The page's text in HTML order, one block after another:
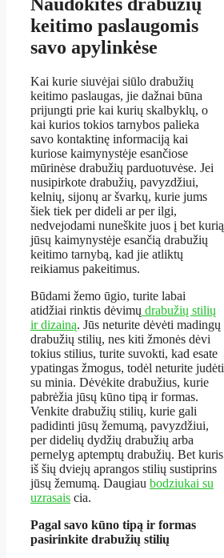
keitimo paslaugomis
savo apylinkėse
Kai kurie siuvėjai siūlo drabužių
keitimo paslaugas, jie dažnai būna
prijungti prie kai kurių skalbyklų, o
kai kurios tokios tarnybos palieka
savo kontaktinę informaciją kai
kuriose kaimynystėje esančiose
mūrinėse drabužių parduotuvėse. Jei
nusipirkote drabužių, pavyzdžiui,
kelnių, sijonų ar švarkų, kurie jums
šiek tiek per dideli ar per ilgi,
nedvejodami nuneškite juos į bet kurią
jūsų kaimynystėje esančią drabužių
keitimo tarnybą, kad jie atliktų
reikiamus pakeitimus.
Būdami žemo ūgio, turite labai
atidžiai rinktis dėvimų drabužių stilių
ir dizainą. Jūs neturite dėvėti madingų
drabužių stilių, nes kiti žmonės dėvi
tokius stilius, turite suvokti, kad esate
ypatingas žmogus, todėl neturite judėti
su minia. Dėvėkite drabužius, kurie
pabrėžia jūsų kūno tipą ir formas.
Venkite drabužių stilių, kurie gali
padidinti jūsų žemumą, pavyzdžiui,
per didelių dydžių drabužių arba
pernelyg aptemptų drabužių. Bet kuris
iš šių dviejų aprangos stilių sustiprins
jūsų žemumą. Daugiau bodziukai su
uzrasais cia.
Pagal savo kūno tipą ir formas
pasirinkite drabužių stilių